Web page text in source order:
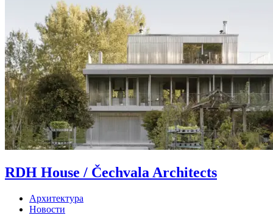
RDH House / Čechvala Architects
Архитектура
Новости